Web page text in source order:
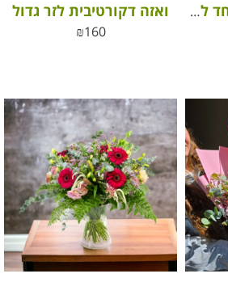
גלגל פרחים גדול מיוחד להלוויה | גלגל אבל ללוויה
ואזה דקורטיבית לזר גדול
₪160